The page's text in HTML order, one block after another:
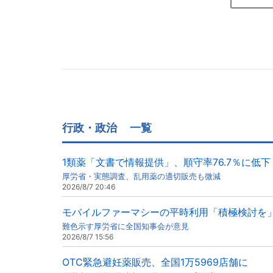
行政・政治 一覧
1類薬「文書で情報提供」、順守率76.7％に低下
厚労省・実態調査、乱用薬の適切販売も微減
2026/8/7 20:46
モバイルファーマシーの平時利用「積極検討を」
難色示す厚労省に全国知事会が意見
2026/8/7 15:56
OTC緊急避妊薬販売、全国1万5969店舗に